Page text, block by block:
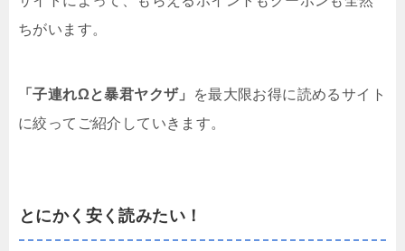
ちがいます。
「子連れΩと暴君ヤクザ」
を最大限お得に読めるサイト
に絞ってご紹介していきます。
とにかく安く読みたい！